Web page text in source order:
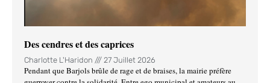
Des cendres et des caprices
Charlotte L'Haridon 27 Juillet 2026
Pendant que Barjols brûle de rage et de braises, la mairie préfère